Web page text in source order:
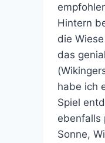
Hintern
die
das
habe ich
Spiel
ebenfalls
Sonne,